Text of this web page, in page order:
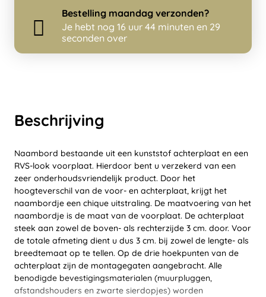
Beschrijving
Naambord bestaande uit een kunststof achterplaat en een
RVS-look voorplaat. Hierdoor bent u verzekerd van een
zeer onderhoudsvriendelijk product. Door het
hoogteverschil van de voor- en achterplaat, krijgt het
naambordje een chique uitstraling. De maatvoering van het
naambordje is de maat van de voorplaat. De achterplaat
steek aan zowel de boven- als rechterzijde 3 cm. door. Voor
de totale afmeting dient u dus 3 cm. bij zowel de lengte- als
breedtemaat op te tellen. Op de drie hoekpunten van de
achterplaat zijn de montagegaten aangebracht. Alle
benodigde bevestigingsmaterialen (muurpluggen,
afstandshouders en zwarte sierdopjes) worden
Bestelling maandag verzonden?
Je hebt nog 16 uur 44 minuten en 29
seconden over